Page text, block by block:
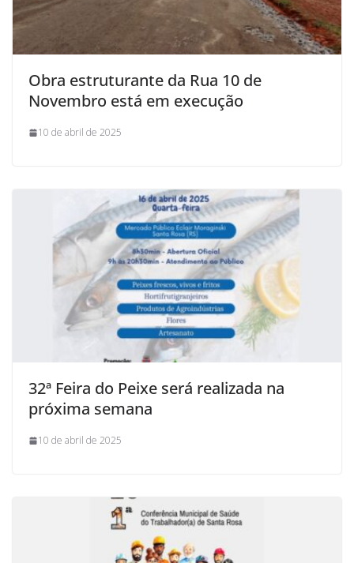
Obra estruturante da Rua 10 de
Novembro está em execução
10 de abril de 2025
32ª Feira do Peixe será realizada na
próxima semana
10 de abril de 2025